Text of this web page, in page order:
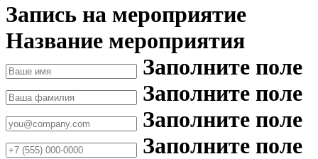
Запись на мероприятие
Название мероприятия
Заполните поле
Заполните поле
Заполните поле
Заполните поле